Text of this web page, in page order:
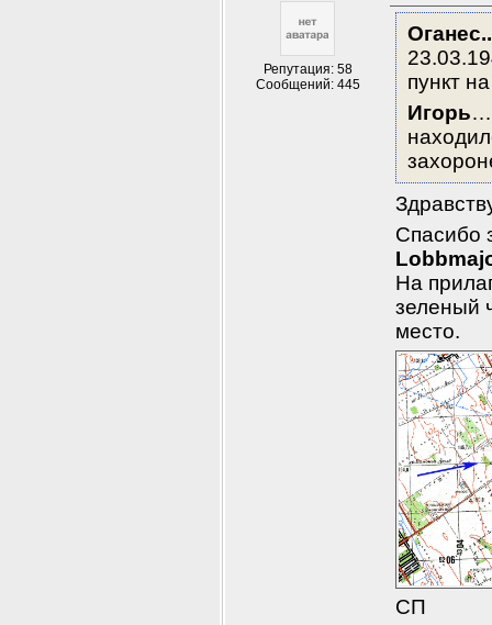
Репутация: 58
Сообщений: 445
пункт
Игорь…
На
зеленый
место.
СП